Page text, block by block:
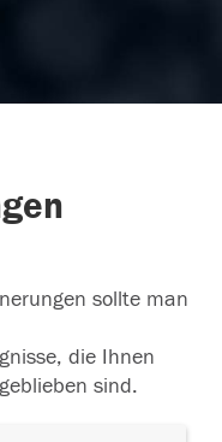
sollte man
die Ihnen
sind.